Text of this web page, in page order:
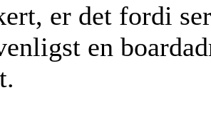
er det fordi
en